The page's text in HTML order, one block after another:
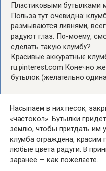
Пластиковыми бутылками
Польза тут очевидна:
размываются ливнями,
радуют глаз. По-моему,
сделать такую клумбу?
Красивые аккуратные
ru.pinterest.com Конечно
бутылок (желательно
Насыпаем в них песок,
«частокол». Бутылки
землю, чтобы притдать им
клумба ограждена, красим
любые цвета радуги. В
заранее — как пожелаете.